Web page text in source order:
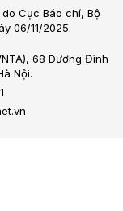
Cục Báo chí, Bộ
06/11/2025.
68 Dương Đình
Nội.